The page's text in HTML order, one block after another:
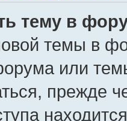
тему в
темы в
или
прежде